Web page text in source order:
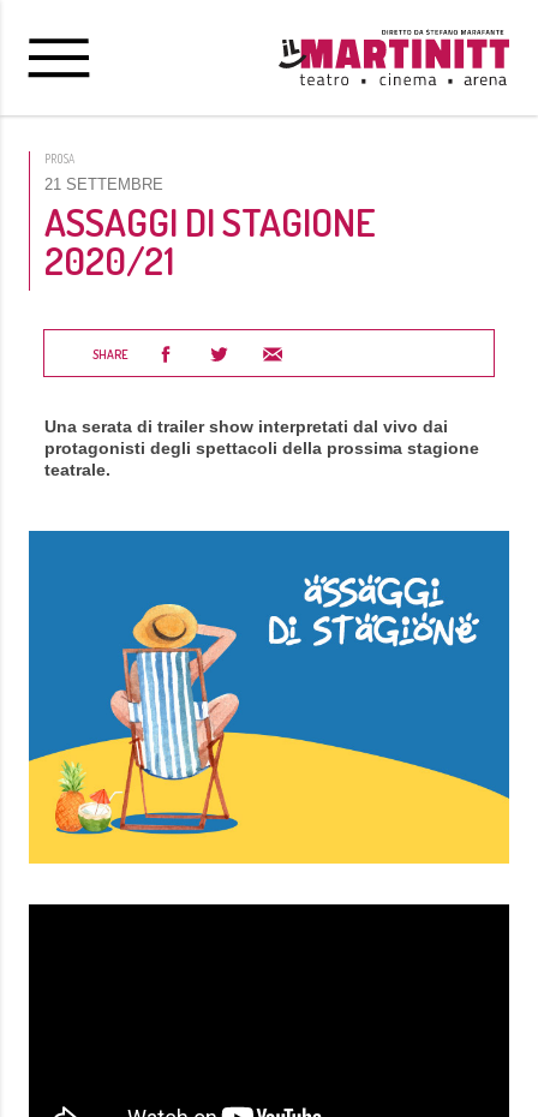
PROSA
21 SETTEMBRE
ASSAGGI DI STAGIONE
2020/21
SHARE
Una serata di trailer show interpretati dal vivo dai
protagonisti degli spettacoli della prossima stagione
teatrale.